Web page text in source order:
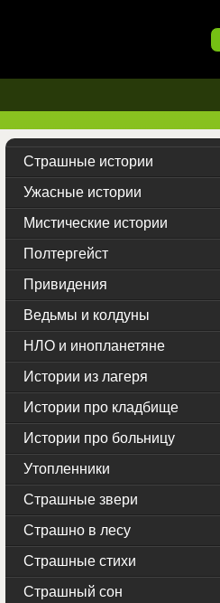
Страшные истории
Ужасные истории
Мистические истории
Полтергейст
Привидения
Ведьмы и колдуны
НЛО и инопланетяне
Истории из лагеря
Истории про кладбище
Истории про больницу
Утопленники
Страшные звери
Страшно в лесу
Страшные стихи
Страшный сон